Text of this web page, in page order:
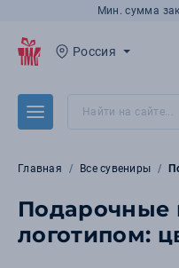
Мин. сумма
Россия
Главная Все сувениры
Подарочные
логотипом: